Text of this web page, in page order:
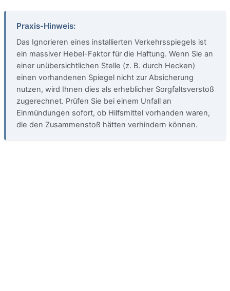
Praxis-Hinweis:
Das Ignorieren eines installierten Verkehrsspiegels ist
ein massiver Hebel-Faktor für die Haftung. Wenn Sie an
einer unübersichtlichen Stelle (z. B. durch Hecken)
einen vorhandenen Spiegel nicht zur Absicherung
nutzen, wird Ihnen dies als erheblicher Sorgfaltsverstoß
zugerechnet. Prüfen Sie bei einem Unfall an
Einmündungen sofort, ob Hilfsmittel vorhanden waren,
die den Zusammenstoß hätten verhindern können.